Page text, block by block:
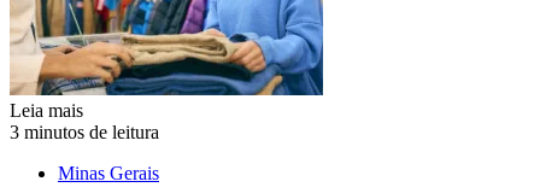
Leia mais
3 minutos de leitura
Minas Gerais